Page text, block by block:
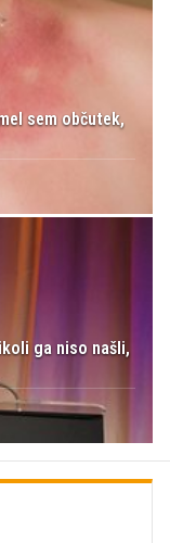
sem občutek,
ga niso našli,